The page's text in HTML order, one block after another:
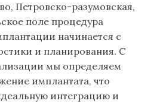
Петровско-разумовская,
поле процедура
начинается с
и планирования. С
мы определяем
имплантата, что
интеграцию и